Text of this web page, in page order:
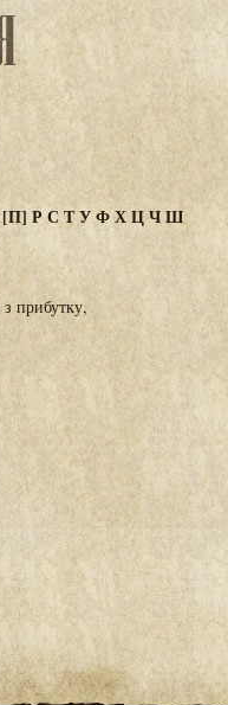
[П] Р С ТУФХЦЧШ
з прибутку,